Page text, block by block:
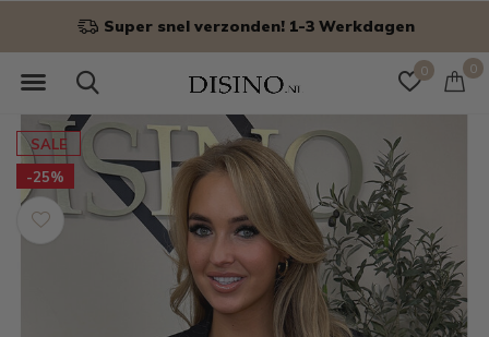
0 0
Super snel verzonden! 1-3 Werkdagen
SALE
-25%